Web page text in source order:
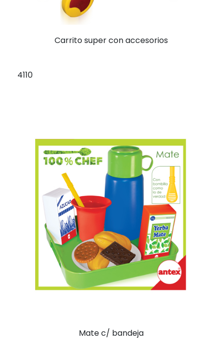
Carrito super con accesorios
4110
Mate c/ bandeja